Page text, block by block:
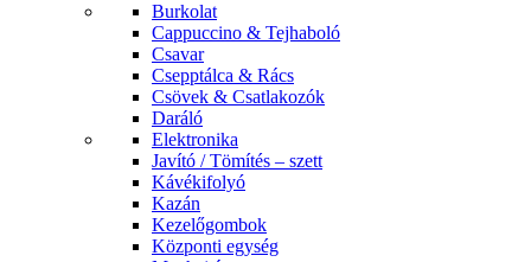
Burkolat
Cappuccino & Tejhaboló
Csavar
Csepptálca & Rács
Csövek & Csatlakozók
Daráló
Elektronika
Javító / Tömítés – szett
Kávékifolyó
Kazán
Kezelőgombok
Központi egység